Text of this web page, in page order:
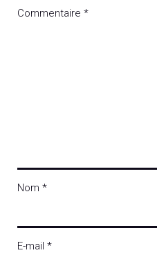
Commentaire *
Nom *
E-mail *